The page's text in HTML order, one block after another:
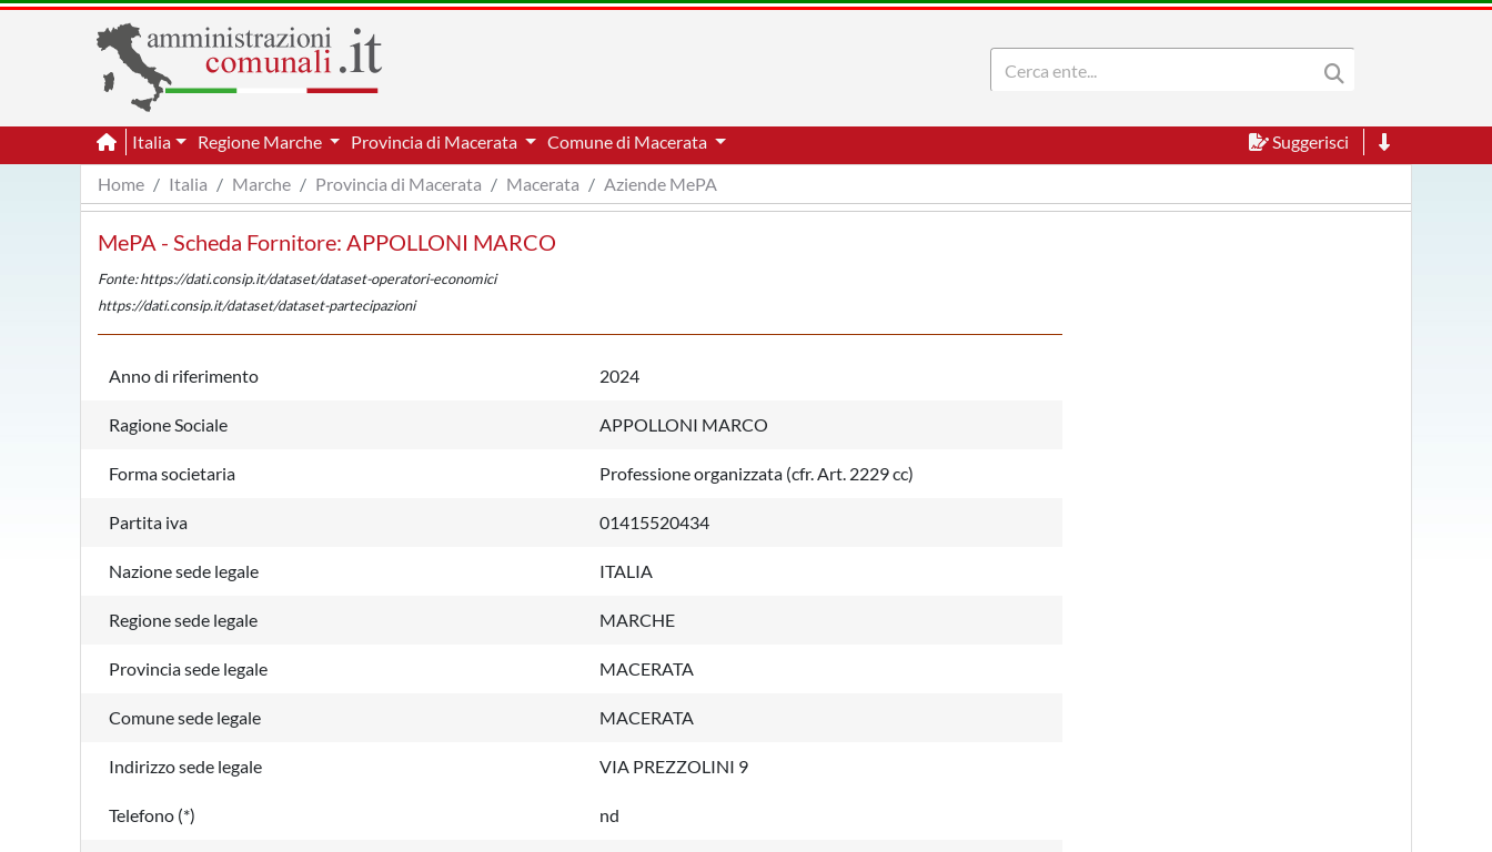
Italia Regione Marche Provincia di Macerata Comune di Macerata
Suggerisci
Home
Italia Marche Provincia di Macerata Macerata Aziende MePA
MePA - Scheda Fornitore: APPOLLONI MARCO
Fonte: https://dati.consip.it/dataset/dataset-operatori-economici
https://dati.consip.it/dataset/dataset-partecipazioni
Anno di riferimento 2024
Ragione Sociale APPOLLONI MARCO
Forma societaria Professione organizzata (cfr. Art. 2229 cc)
Partita iva 01415520434
Nazione sede legale ITALIA
Regione sede legale MARCHE
Provincia sede legale MACERATA
Comune sede legale MACERATA
Indirizzo sede legale VIA PREZZOLINI 9
Telefono (*) nd